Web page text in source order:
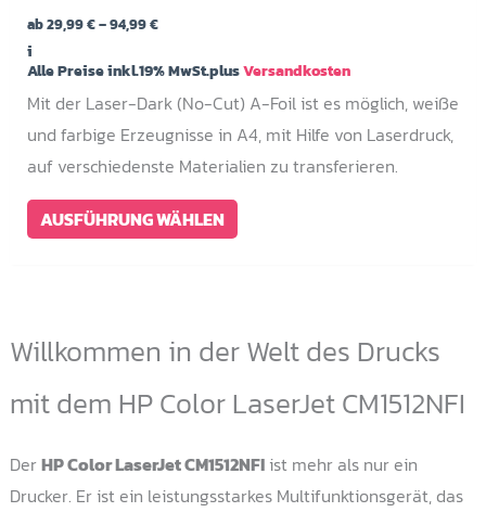
ab29,99€–94,99€Preisspanne:
94,99 €
i
Alle Preise inkl.19% MwSt.plusVersandkosten
Mit der Laser-Dark (No-Cut) A-Foil ist es möglich, weiße
und farbige Erzeugnisse in A4, mit Hilfe von Laserdruck,
auf verschiedenste Materialien zu transferieren.
AUSFÜHRUNG WÄHLEN
Dieses
Produkt
auf.
Die
können
auf
Willkommen in der Welt des Drucks
mit dem HP Color LaserJet CM1512NFI
DerHP Color LaserJet CM1512NFIist mehr als nur ein
Drucker. Er ist ein leistungsstarkes Multifunktionsgerät, das